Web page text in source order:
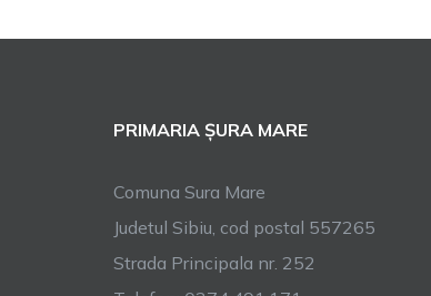
PRIMARIA ȘURA MARE
Comuna Sura Mare
Judetul Sibiu, cod postal 557265
Strada Principala nr. 252